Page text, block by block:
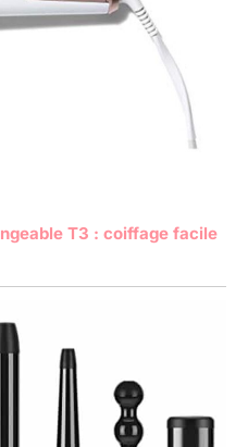
T3 : coiffage facile